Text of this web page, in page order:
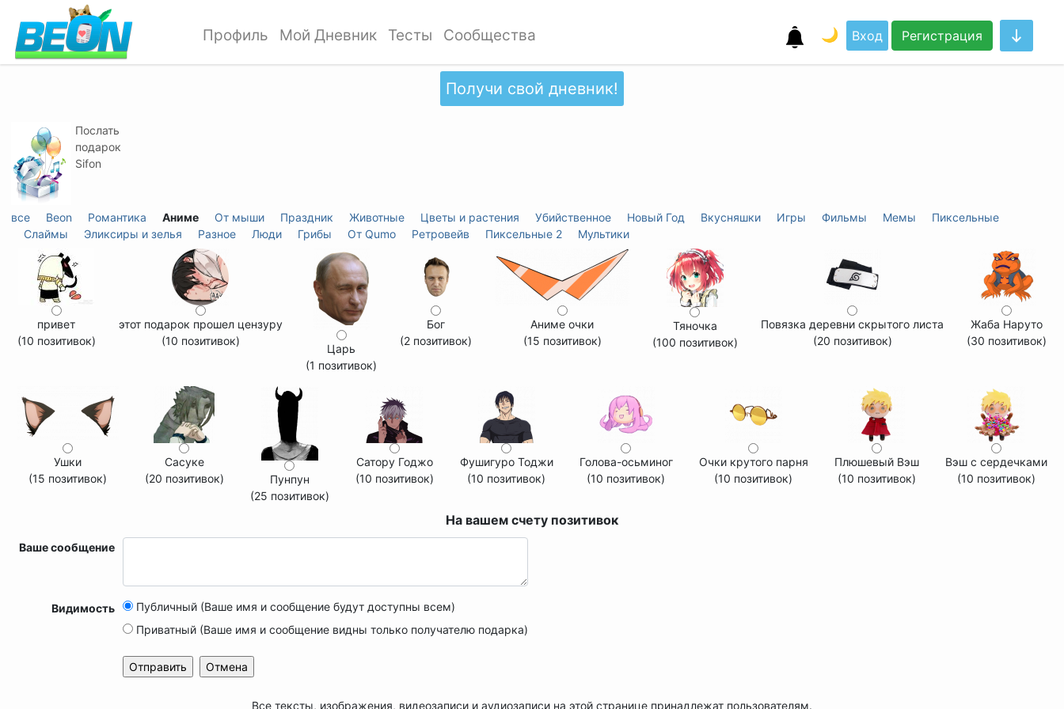
Профиль Мой Дневник Тесты Сообщества 🌙 Вход Регистрация
Получи свой дневник!
Послать
подарок
Sifon
все Beon Романтика Аниме От мыши Праздник Животные Цветы и растения Убийственное Новый Год Вкусняшки Игры Фильмы Мемы
Пиксельные
Слаймы
Эликсиры и зелья Разное Люди Грибы От Qumo Ретровейв Пиксельные 2 Мультики
привет
(10 позитивок)
этот подарок прошел цензуру
(10 позитивок)
Царь
(1 позитивок)
Бог
(2 позитивок)
Аниме очки
(15 позитивок)
Тяночка
(100 позитивок)
Повязка деревни скрытого листа
(20 позитивок)
Жаба Наруто
(30 позитивок)
Ушки
(15 позитивок)
Сасуке
(20 позитивок)
Пунпун
(25 позитивок)
Сатору Годжо
(10 позитивок)
Фушигуро Тоджи
(10 позитивок)
Голова-осьминог
(10 позитивок)
Очки крутого парня
(10 позитивок)
Плюшевый Вэш
(10 позитивок)
Вэш с сердечками
(10 позитивок)
На вашем счету позитивок
Ваше сообщение
Видимость
Публичный (Ваше имя и сообщение будут доступны всем)
Приватный (Ваше имя и сообщение видны только получателю подарка)
Все тексты, изображения, видеозаписи и аудиозаписи на этой странице принадлежат пользователям.